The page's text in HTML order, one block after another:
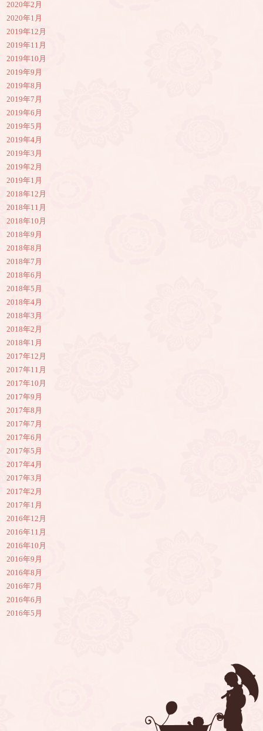
2020年2月
2020年1月
2019年12月
2019年11月
2019年10月
2019年9月
2019年8月
2019年7月
2019年6月
2019年5月
2019年4月
2019年3月
2019年2月
2019年1月
2018年12月
2018年11月
2018年10月
2018年9月
2018年8月
2018年7月
2018年6月
2018年5月
2018年4月
2018年3月
2018年2月
2018年1月
2017年12月
2017年11月
2017年10月
2017年9月
2017年8月
2017年7月
2017年6月
2017年5月
2017年4月
2017年3月
2017年2月
2017年1月
2016年12月
2016年11月
2016年10月
2016年9月
2016年8月
2016年7月
2016年6月
2016年5月